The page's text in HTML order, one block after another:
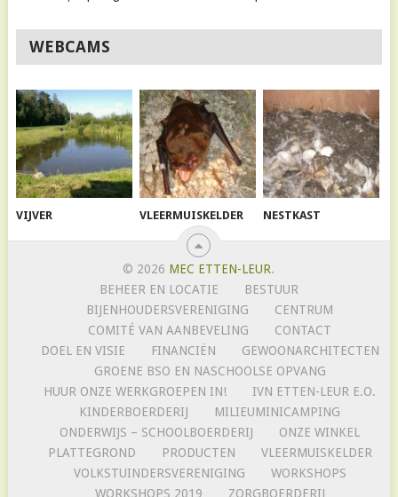
WEBCAMS
VIJVER VLEERMUISKELDER NESTKAST
© 2026 MEC ETTEN-LEUR.
BEHEER EN LOCATIE
BESTUUR
BIJENHOUDERSVERENIGING
CENTRUM
COMITÉ VAN AANBEVELING
CONTACT
DOEL EN VISIE
FINANCIËN
GEWOONARCHITECTEN
GROENE BSO EN NASCHOOLSE OPVANG
HUUR ONZE WERKGROEPEN IN!
IVN ETTEN-LEUR E.O.
KINDERBOERDERIJ
MILIEUMINICAMPING
ONDERWIJS – SCHOOLBOERDERIJ
ONZE WINKEL
PLATTEGROND
PRODUCTEN
VLEERMUISKELDER
VOLKSTUINDERSVERENIGING
WORKSHOPS
WORKSHOPS 2019
ZORGBOERDERIJ